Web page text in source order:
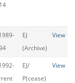
EJ
(Archive)
View
EJ/
P(cease)
View